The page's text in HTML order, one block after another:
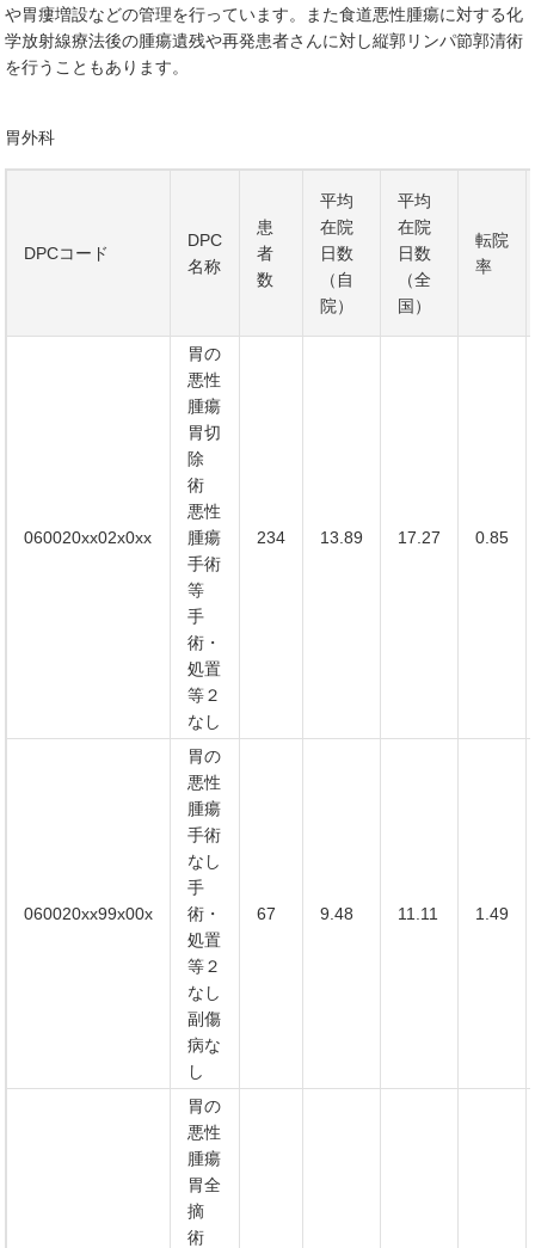
や胃瘻増設などの管理を行っています。また食道悪性腫瘍に対する化
学放射線療法後の腫瘍遺残や再発患者さんに対し縦郭リンパ節郭清術
を行うこともあります。
胃外科
DPCコード
DPC
名称
患
者
数
平均
在院
日数
（自
院）
平均
在院
日数
（全
国）
転院
率
060020xx02x0xx
胃の
悪性
腫瘍
胃切
除
術
悪性
腫瘍
手術
等
手
術・
処置
等２
なし
234 13.89 17.27 0.85
060020xx99x00x
胃の
悪性
腫瘍
手術
なし
手
術・
処置
等２
なし
副傷
病な
し
67 9.48 11.11 1.49
胃の
悪性
腫瘍
胃全
摘
術